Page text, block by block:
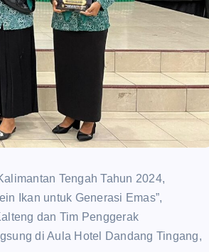
Tengah Tahun 2024,
Ikan untuk Generasi Emas”,
dan Tim Penggerak
di Aula Hotel Dandang Tingang,